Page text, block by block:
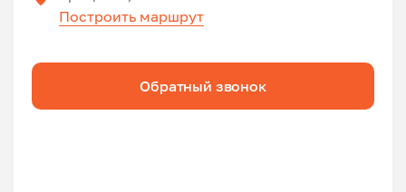
Построить маршрут
Обратный звонок